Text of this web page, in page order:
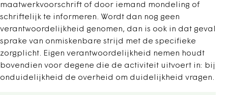
maatwerkvoorschrift of door iemand mondeling of
schriftelijk te informeren. Wordt dan nog geen
verantwoordelijkheid genomen, dan is ook in dat geval
sprake van onmiskenbare strijd met de specifieke
zorgplicht. Eigen verantwoordelijkheid nemen houdt
bovendien voor degene die de activiteit uitvoert in: bij
onduidelijkheid de overheid om duidelijkheid vragen.